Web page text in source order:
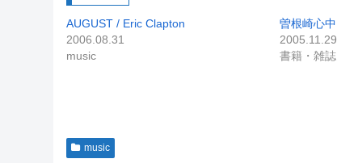
AUGUST / Eric Clapton
2006.08.31
music
曽根崎心中
2005.11.29
書籍・雑誌
music